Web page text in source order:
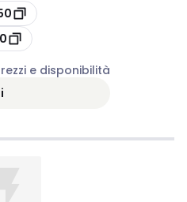
e disponibilità